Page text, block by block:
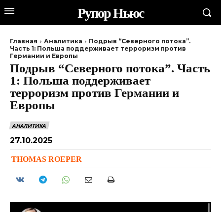
Рупор Ньюс
Главная Аналитика
Подрыв “Северного потока”.
Часть 1: Польша поддерживает терроризм против
Германии и Европы
Подрыв “Северного потока”. Часть
1: Польша поддерживает
терроризм против Германии и
Европы
АНАЛИТИКА
27.10.2025
THOMAS ROEPER